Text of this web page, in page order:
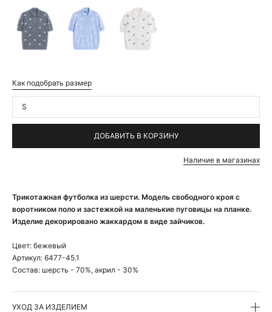
Трикотажная футболка из шерсти. Модель свободного кроя с
воротником поло и застежкой на маленькие пуговицы на планке.
Изделие декорировано жаккардом в виде зайчиков.
Цвет: бежевый
Артикул: 6477-45.1
Состав: шерсть - 70%, акрил - 30%
УХОД ЗА ИЗДЕЛИЕМ
Как подобрать размер
S
ДОБАВИТЬ В КОРЗИНУ
Наличие в магазинах